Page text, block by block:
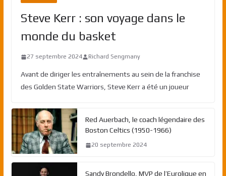
Steve Kerr : son voyage dans le
monde du basket
27 septembre 2024 Richard Sengmany
Avant de diriger les entraînements au sein de la franchise
des Golden State Warriors, Steve Kerr a été un joueur
Red Auerbach, le coach légendaire des
Boston Celtics (1950-1966)
20 septembre 2024
Sandy Brondello, MVP de l’Euroligue en